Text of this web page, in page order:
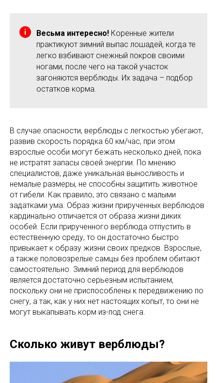
Весьма интересно! Коренные жители
практикуют зимний выпас лошадей, когда те
легко взбивают снежный покров своими
ногами, после чего на такой участок
загоняются верблюды. Их задача – подбор
остатков корма.
В случае опасности, верблюды с легкостью убегают,
развив скорость порядка 60 км/час, при этом
взрослые особи могут бежать несколько дней, пока
не истратят запасы своей энергии. По мнению
специалистов, даже уникальная выносливость и
немалые размеры, не способны защитить животное
от гибели. Как правило, это связано с малыми
задатками ума. Образ жизни прирученных верблюдов
кардинально отличается от образа жизни диких
особей. Если прирученного верблюда отпустить в
естественную среду, то он достаточно быстро
привыкает к образу жизни своих предков. Взрослые,
а также половозрелые самцы без проблем обитают
самостоятельно. Зимний период для верблюдов
является достаточно серьезным испытанием,
поскольку они не приспособлены к передвижению по
снегу, а так, как у них нет настоящих копыт, то они не
могут выкапывать корм из-под снега.
Сколько живут верблюды?